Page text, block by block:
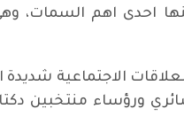
اهم السمات، وهي
الاجتماعية
منتخبين